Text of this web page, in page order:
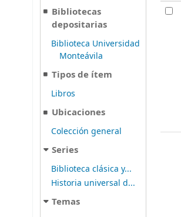
Bibliotecas
depositarias
Biblioteca Universidad
Monteávila
Tipos de ítem
Libros
Ubicaciones
Colección general
Series
Biblioteca clásica y...
Historia universal d...
Temas